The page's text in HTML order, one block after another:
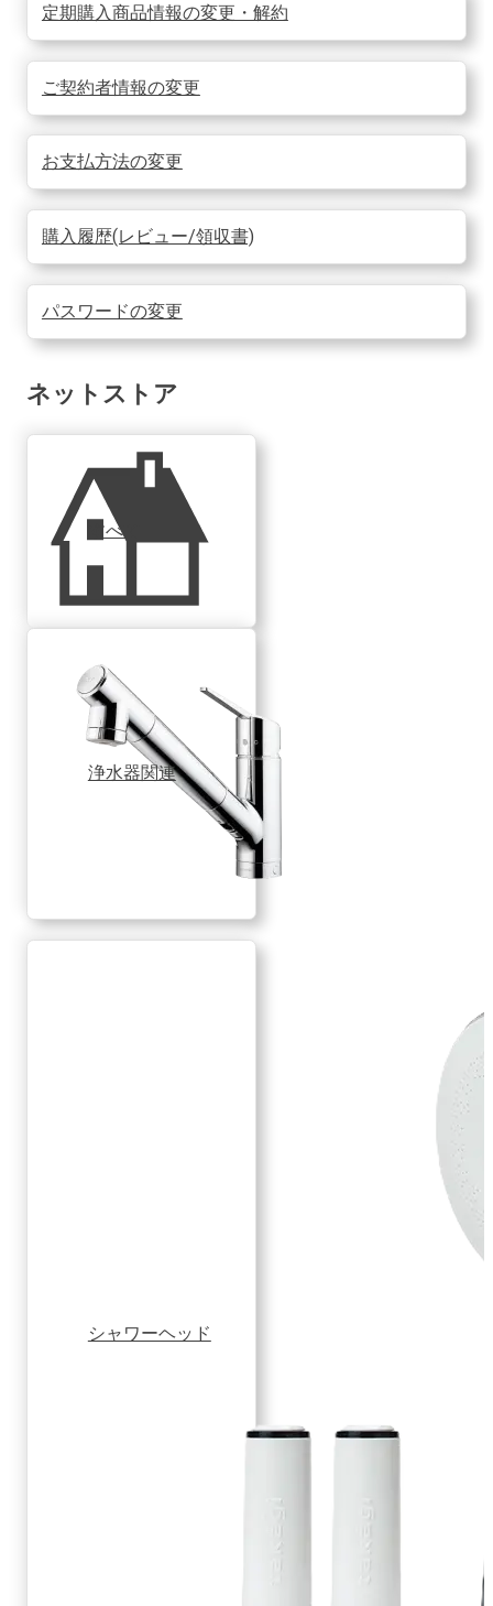
定期購入商品情報の変更・解約
ご契約者情報の変更
お支払方法の変更
購入履歴(レビュー/領収書)
パスワードの変更
ネットストア
すべて
浄水器関連
シャワーヘッド